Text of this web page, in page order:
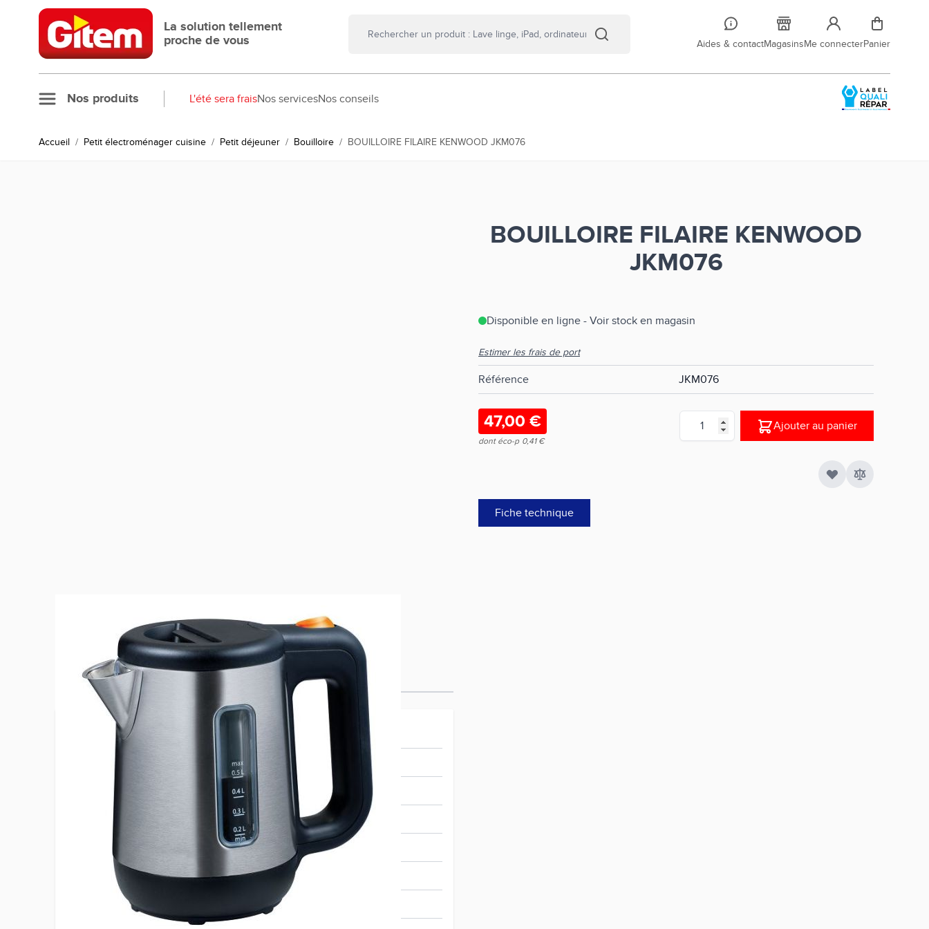
Allez au contenu
La solution tellement
proche de vous
Aides & contactMagasinsMe connecterPanier
Nos produits L'été sera fraisNos servicesNos conseils
Accueil / Petit électroménager cuisine / Petit déjeuner / Bouilloire / BOUILLOIRE FILAIRE KENWOOD JKM076
BOUILLOIRE FILAIRE KENWOOD
JKM076
Disponible en ligne - Voir stock en magasin
Estimer les frais de port
Référence JKM076
47,00 €
dont éco-p 0,41 €
Quantité
Ajouter au panier
Fiche technique
Plus d’information
Arrêt automatique
5011423138008
Filtre anti calcaire Amovible
Hauteur du produit 15.5 cm
Largeur du produit 19 cm
Niveau d'eau gradué Oui